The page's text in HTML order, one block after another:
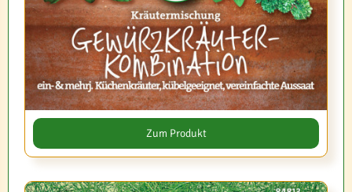
Zum Produkt